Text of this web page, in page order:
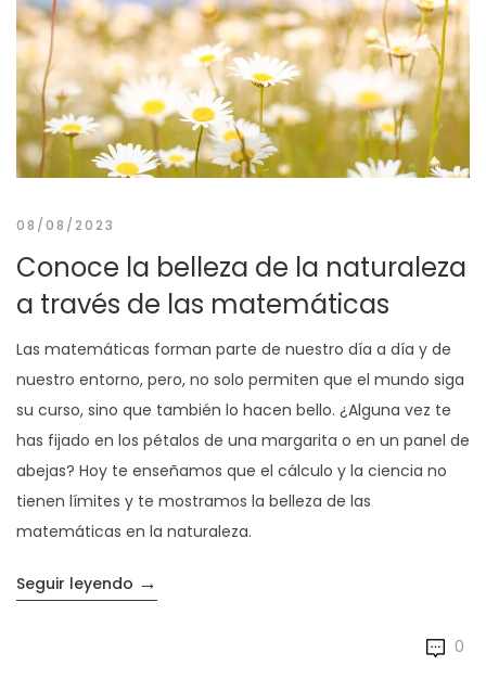
08/08/2023
Conoce la belleza de la naturaleza
a través de las matemáticas
Las matemáticas forman parte de nuestro día a día y de
nuestro entorno, pero, no solo permiten que el mundo siga
su curso, sino que también lo hacen bello. ¿Alguna vez te
has fijado en los pétalos de una margarita o en un panel de
abejas? Hoy te enseñamos que el cálculo y la ciencia no
tienen límites y te mostramos la belleza de las
matemáticas en la naturaleza.
Seguir leyendo «Conoce la belleza de la naturaleza a
→
0